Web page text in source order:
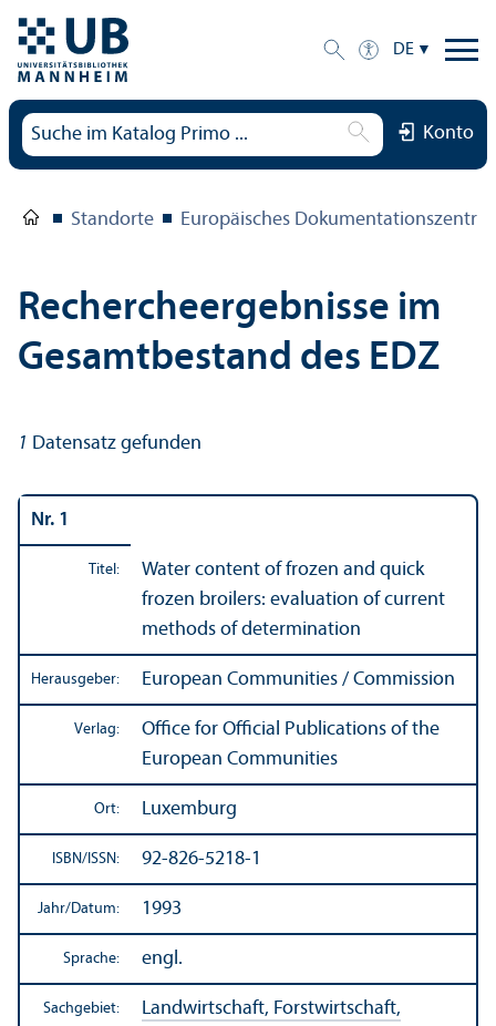
DE
Konto
Standorte Europäisches
Rechercheergebnisse im
Gesamtbestand des EDZ
1 Datensatz gefunden
Nr. 1
Titel:
Water content of frozen and quick
frozen broilers: evaluation of current
methods of determination
Herausgeber: European Communities / Commission
Verlag:
Office for Official Publications of the
European Communities
Ort: Luxemburg
ISBN/ ISSN: 92-826-5218-1
Jahr/Datum: 1993
Sprache: engl.
Sachgebiet:
Landwirtschaft, Forstwirtschaft,